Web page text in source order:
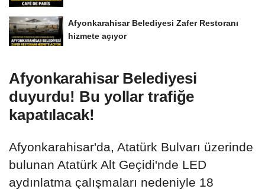
Afyonkarahisar Belediyesi Zafer Restoranı
hizmete açıyor
Afyonkarahisar Belediyesi
duyurdu! Bu yollar trafiğe
kapatılacak!
Afyonkarahisar'da, Atatürk Bulvarı üzerinde
bulunan Atatürk Alt Geçidi'nde LED
aydınlatma çalışmaları nedeniyle 18